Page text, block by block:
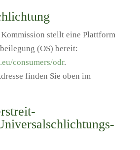
stellt eine Plattform
(OS) bereit:
consumers/odr.
finden Sie oben im